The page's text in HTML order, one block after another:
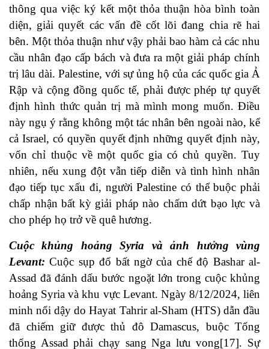
thông qua việc ký kết một thỏa thuận hòa bình toàn
diện, giải quyết các vấn đề cốt lõi đang chia rẽ hai
bên. Một thỏa thuận như vậy phải bao hàm cả các nhu
cầu nhân đạo cấp bách và đưa ra một giải pháp chính
trị lâu dài. Palestine, với sự ủng hộ của các quốc gia Ả
Rập và cộng đồng quốc tế, phải được phép tự quyết
định hình thức quản trị mà mình mong muốn. Điều
này ngụ ý rằng không một tác nhân bên ngoài nào, kể
cả Israel, có quyền quyết định những quyết định này,
vốn chỉ thuộc về một quốc gia có chủ quyền. Tuy
nhiên, nếu xung đột vẫn tiếp diễn và tình hình nhân
đạo tiếp tục xấu đi, người Palestine có thể buộc phải
chấp nhận bất kỳ giải pháp nào chấm dứt bạo lực và
cho phép họ trở về quê hương.
Cuộc khủng hoảng Syria và ảnh hưởng vùng
Levant: Cuộc sụp đổ bất ngờ của chế độ Bashar al-
Assad đã đánh dấu bước ngoặt lớn trong cuộc khủng
hoảng Syria và khu vực Levant. Ngày 8/12/2024, liên
minh nổi dậy do Hayat Tahrir al-Sham (HTS) dẫn đầu
đã chiếm giữ được thủ đô Damascus, buộc Tổng
thống Assad phải chạy sang Nga lưu vong[17]. Sự